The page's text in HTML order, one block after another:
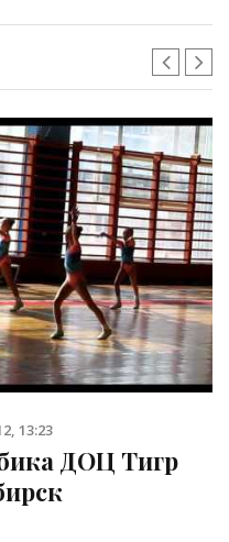
13:23
ДОЦ Тигр